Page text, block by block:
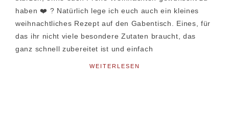
haben ❤️ ? Natürlich lege ich euch auch ein kleines
weihnachtliches Rezept auf den Gabentisch. Eines, für
das ihr nicht viele besondere Zutaten braucht, das
ganz schnell zubereitet ist und einfach
WEITERLESEN